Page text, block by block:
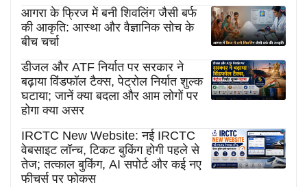
आगरा के फ्रिज में बनी शिवलिंग जैसी बर्फ
की आकृति: आस्था और वैज्ञानिक सोच के
बीच चर्चा
डीजल और ATF निर्यात पर सरकार ने
बढ़ाया विंडफॉल टैक्स, पेट्रोल निर्यात शुल्क
घटाया; जानें क्या बदला और आम लोगों पर
होगा क्या असर
IRCTC New Website: नई IRCTC
वेबसाइट लॉन्च, टिकट बुकिंग होगी पहले से
तेज; तत्काल बुकिंग, AI सपोर्ट और कई नए
फीचर्स पर फोकस